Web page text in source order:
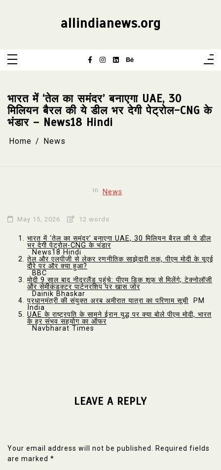
allindianews.org
भारत में ‘तेल का समंदर’ बनाएगा UAE, 30
मिलियन बैरल की ये डील भर देगी पेट्रोल-CNG के
भंडार – News18 Hindi
Home News
In News
May 15, 2026 12 words
भारत में ‘तेल का समंदर’ बनाएगा UAE, 30 मिलियन बैरल की ये डील
भर देगी पेट्रोल-CNG के भंडार
News18 Hindi
तेल और एलपीजी से लेकर रणनीतिक साझेदारी तक, पीएम मोदी के यूएई
दौरे पर और क्या हुआ?
BBC
मोदी 9 साल बाद नीदरलैंड पहुंचे: पीएम डिक शूफ से मिलेंगे; टेक्नोलॉजी
और सेमीकंडक्टर पार्टनरशिप पर खास जोर
Dainik Bhaskar
प्रधानमंत्री की संयुक्त अरब अमीरात यात्रा का परिणाम सूची PM
India
UAE के राष्ट्रपति के सामने ईरान युद्ध पर क्या बोले पीएम मोदी, भारत
के हर संभव सहयोग का ऑफर
Navbharat Times
LEAVE A REPLY
Your email address will not be published.
Required fields
are marked *